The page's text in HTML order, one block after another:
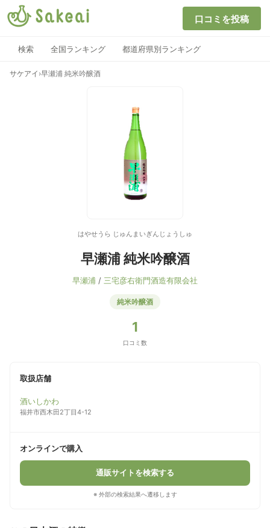
口コミを投稿
検索 全国ランキング 都道府県別ランキング
サケアイ ›早瀬浦 純米吟醸酒
はやせうら じゅんまいぎんじょうしゅ
早瀬浦 純米吟醸酒
早瀬浦 / 三宅彦右衛門酒造有限会社
純米吟醸酒
1
口コミ数
取扱店舗
酒いしかわ
福井市西木田2丁目4-12
オンラインで購入
通販サイトを検索する
※ 外部の検索結果へ遷移します